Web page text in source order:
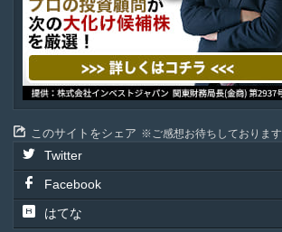
このサイトをシェア ご感想お待ちしております
Twitter
Facebook
はてな